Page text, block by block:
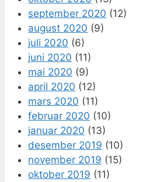
september 2020 (12)
august 2020 (9)
juli 2020 (6)
juni 2020 (11)
mai 2020 (9)
april 2020 (12)
mars 2020 (11)
februar 2020 (10)
januar 2020 (13)
desember 2019 (10)
november 2019 (15)
oktober 2019 (11)